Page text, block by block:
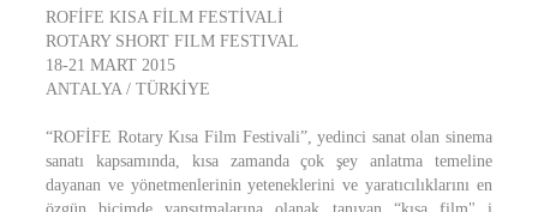
ROFİFE KISA FİLM FESTİVALİ
ROTARY SHORT FILM FESTIVAL
18-21 MART 2015
ANTALYA / TÜRKİYE
“ROFİFE Rotary Kısa Film Festivali”, yedinci sanat olan sinema
sanatı kapsamında, kısa zamanda çok şey anlatma temeline
dayanan ve yönetmenlerinin yeteneklerini ve yaratıcılıklarını en